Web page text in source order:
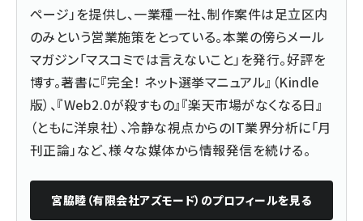
ページ」を提供し、一業種一社、制作案件は足立区内
のみという営業施策をとっている。本業の傍らメール
マガジン「マスコミでは言えないこと」を発行。好評を
博す。著書に『完全！ ネット選挙マニュアル』（Kindle
版）、『Web2.0が殺すもの』『楽天市場がなくなる日』
（ともに洋泉社）、冷静な視点からのIT業界分析に「月
刊正論」など、様々な媒体から情報発信を続ける。
宮脇睦（有限会社アズモード） のプロフィールを見る